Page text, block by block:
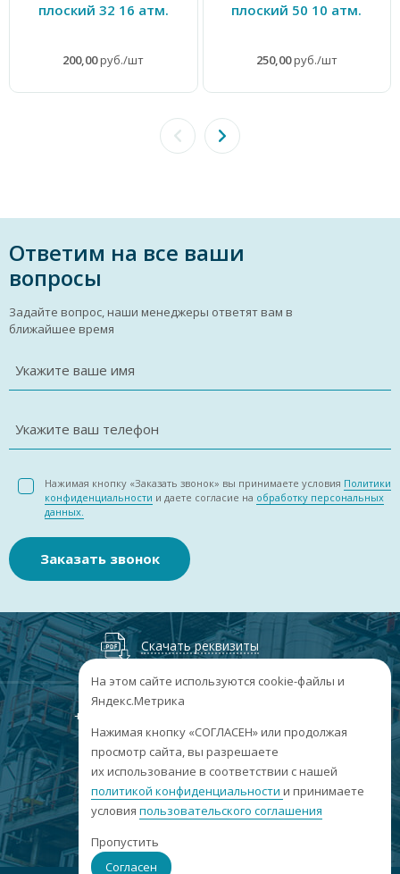
плоский 32 16 атм.
200,00руб./шт
плоский 50 10 атм.
250,00руб./шт
Ответим на все ваши
вопросы
Задайте вопрос, наши менеджеры ответят вам в
ближайшее время
Укажите ваше имя
Укажите ваш телефон
Нажимая кнопку «Заказать звонок» вы принимаете условия Политики
конфиденциальности и даете согласие на обработку персональных
данных.
Заказать звонок
Скачать реквизиты
+7
г. Барнаул, пр. Ленина, 158А, Н1/204
пн-пт: 09:00-17:00
сб-вс: выходные
info@sibar22.ru
На этом сайте используются cookie-файлы и
Яндекс.Метрика
Нажимая кнопку «СОГЛАСЕН» или продолжая
просмотр сайта, вы разрешаете
их использование в соответствии с нашей
политикой конфиденциальности и принимаете
условия пользовательского соглашения
Пропустить
Согласен